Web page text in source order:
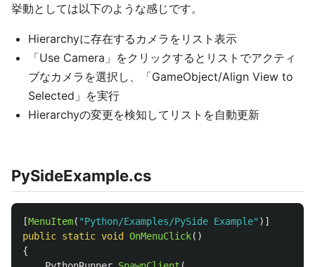
挙動としては以下のような感じです。
Hierarchyに存在するカメラをリスト表示
「Use Camera」をクリックするとリストでアクティ
ブなカメラを選択し、「GameObject/Align View to
Selected」を実行
Hierarchyの変更を検知してリストを自動更新
PySideExample.cs
[MenuItem( "Python/Examples/PySide Example" )]
public static void OnMenuClick()
{